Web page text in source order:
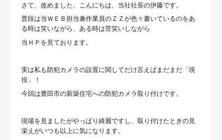
さて、改めました、こんにちは、当社社長の伊藤です。
普段は当ＷＥＢ担当兼作業員のＺＺが色々書いているのをあ
る時は笑いながら、ある時は苦笑いしながら
当ＨＰを見ております。
実は私も防犯カメラの設置に関してだけ言えばまだまだ「現
役」！
今回は豊田市の新築住宅への防犯カメラ取り付けです。
現場を見ましたがやっぱり綺麗ですし、取り付けたときの見
栄えがいつも以上に気になります。